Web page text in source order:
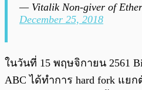
— Vitalik Non-giver of
December 25, 2018
ในวันที่ 15 พฤษจิกายน 2561
ABC ได้ทำการ hard fork แย